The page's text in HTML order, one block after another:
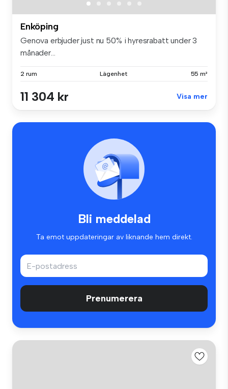
Enköping
Genova erbjuder just nu 50% i hyresrabatt under 3
månader...
2 rum Lägenhet 55 m²
11 304 kr Visa mer
Bli meddelad
Ta emot uppdateringar av liknande hem direkt.
Prenumerera